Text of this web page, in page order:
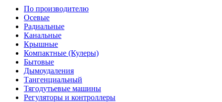
По производителю
Осевые
Радиальные
Канальные
Крышные
Компактные (Кулеры)
Бытовые
Дымоудаления
Тангенциальный
Тягодутьевые машины
Регуляторы и контроллеры